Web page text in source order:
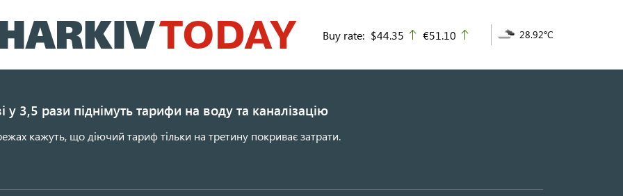
до
основного
Buy rate: $44.35 up
€51.10 28.92°C
у 3,5 рази піднімуть тарифи на воду та каналізацію
кажуть, що діючий тариф тільки на третину покриває затрати.